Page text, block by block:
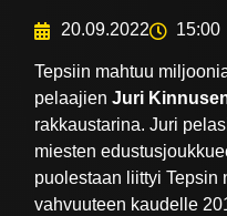
20.09.2022 15:00
Tepsiin mahtuu
pelaajienJuri
rakkaustarina. Juri
miesten
puolestaan liittyi Tepsin
vahvuuteen kaudelle